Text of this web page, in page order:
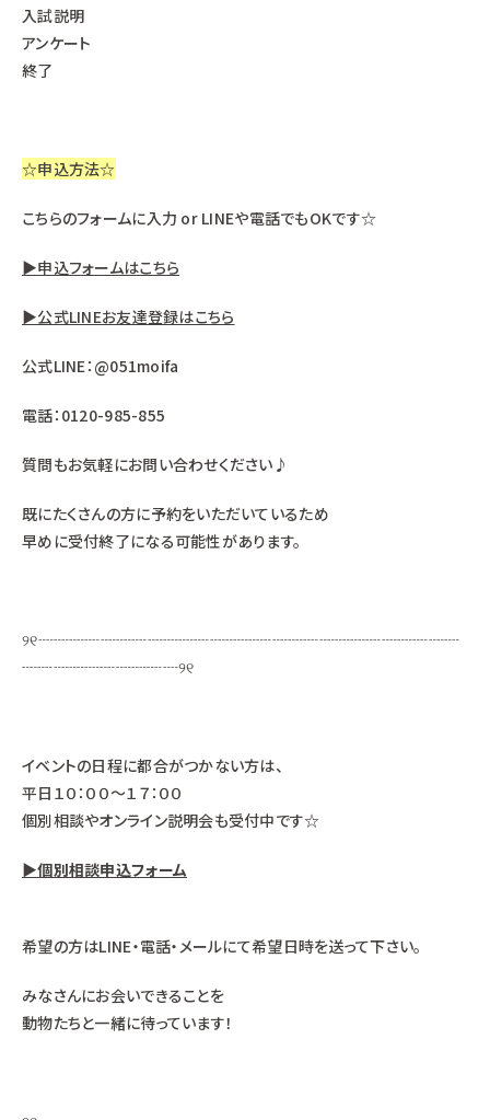
入試説明
アンケート
終了
☆申込方法☆
こちらのフォームに入力 or LINEや電話でもOKです☆
▶申込フォームはこちら
▶公式LINEお友達登録はこちら
公式LINE：@051moifa
電話：0120-985-855
質問もお気軽にお問い合わせください♪
既にたくさんの方に予約をいただいているため
早めに受付終了になる可能性があります。
୨୧┈┈┈┈┈┈┈┈┈┈┈┈┈┈┈┈┈┈┈┈┈┈┈┈┈┈┈
┈┈┈┈┈┈┈┈┈┈୨୧
イベントの日程に都合がつかない方は、
平日１０：００～１７：００
個別相談やオンライン説明会も受付中です☆
▶個別相談申込フォーム
希望の方はLINE・電話・メールにて希望日時を送って下さい。
みなさんにお会いできることを
動物たちと一緒に待っています！